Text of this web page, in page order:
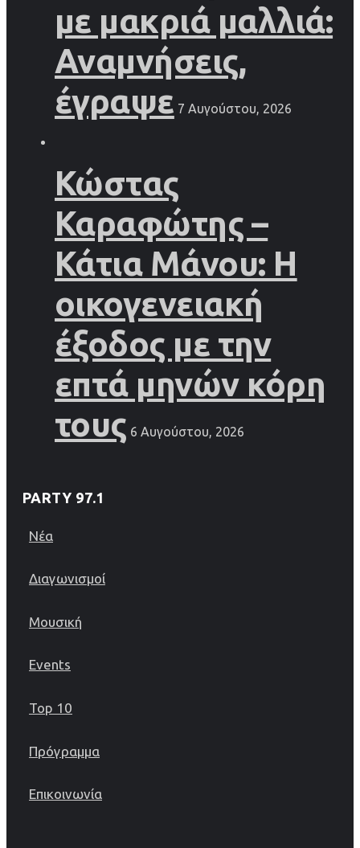
με μακριά μαλλιά:
Αναμνήσεις,
έγραψε 7 Αυγούστου, 2026
Κώστας
Καραφώτης –
Κάτια Μάνου: Η
οικογενειακή
έξοδος με την
επτά μηνών κόρη
τους 6 Αυγούστου, 2026
PARTY 97.1
Νέα
Διαγωνισμοί
Μουσική
Events
Top 10
Πρόγραμμα
Επικοινωνία